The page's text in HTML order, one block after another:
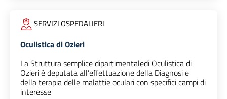
SERVIZI OSPEDALIERI
Oculistica di Ozieri
La Struttura semplice dipartimentaledi Oculistica di
Ozieri è deputata all’effettuazione della Diagnosi e
della terapia delle malattie oculari con specifici campi di
interesse